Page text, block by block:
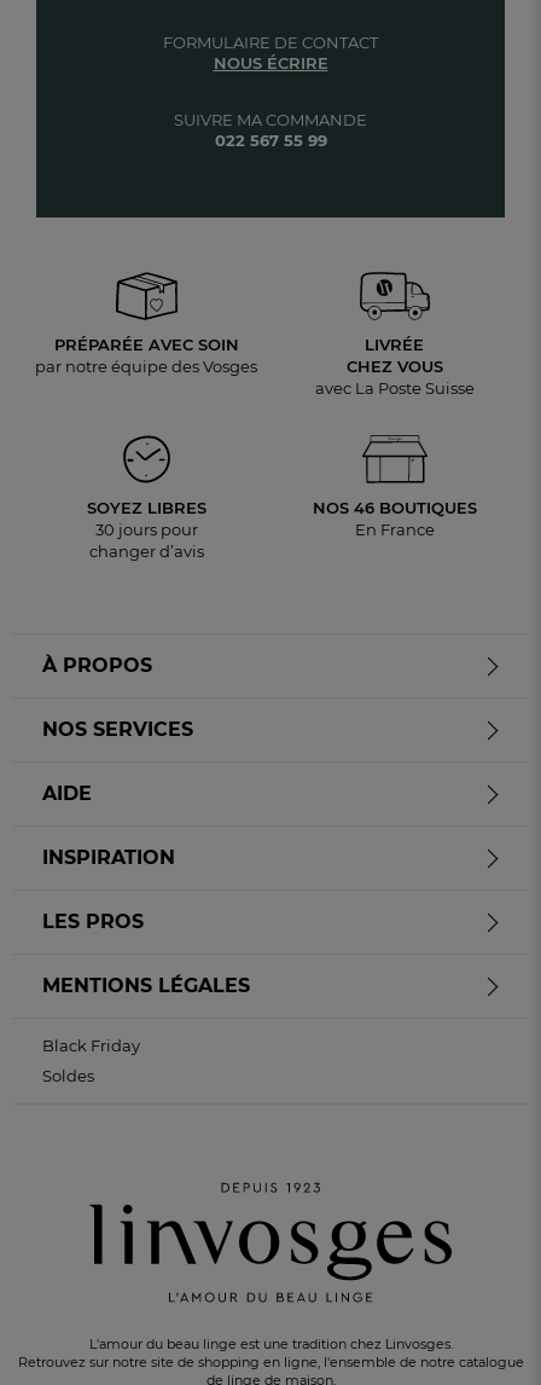
SUIVRE MA COMMANDE
022 567 55 99
FORMULAIRE DE CONTACT
NOUS ÉCRIRE
PRÉPARÉE AVEC SOIN
par notre équipe des Vosges
LIVRÉE
CHEZ VOUS
avec La Poste Suisse
SOYEZ LIBRES
30 jours pour
changer d’avis
NOS 46 BOUTIQUES
En France
L'amour du beau linge est une tradition chez Linvosges.
Retrouvez sur notre site de shopping en ligne, l'ensemble de notre catalogue
de linge de maison.
À PROPOS
NOS SERVICES
AIDE
INSPIRATION
LES PROS
MENTIONS LÉGALES
Black Friday
Soldes